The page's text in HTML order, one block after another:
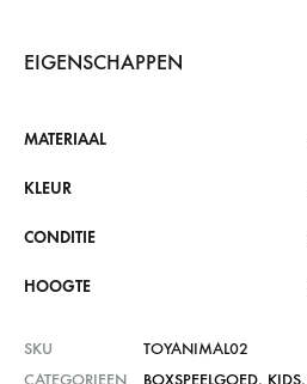
EIGENSCHAPPEN
MATERIAAL
KLEUR
CONDITIE
HOOGTE
SKU
TOYANIMAL02
CATEGORIEEN
BOXSPEELGOED, KIDS,